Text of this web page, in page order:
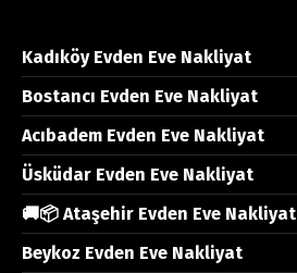
Kadıköy Evden Eve Nakliyat
Bostancı Evden Eve Nakliyat
Acıbadem Evden Eve Nakliyat
Üsküdar Evden Eve Nakliyat
🚚📦 Ataşehir Evden Eve Nakliyat
Beykoz Evden Eve Nakliyat